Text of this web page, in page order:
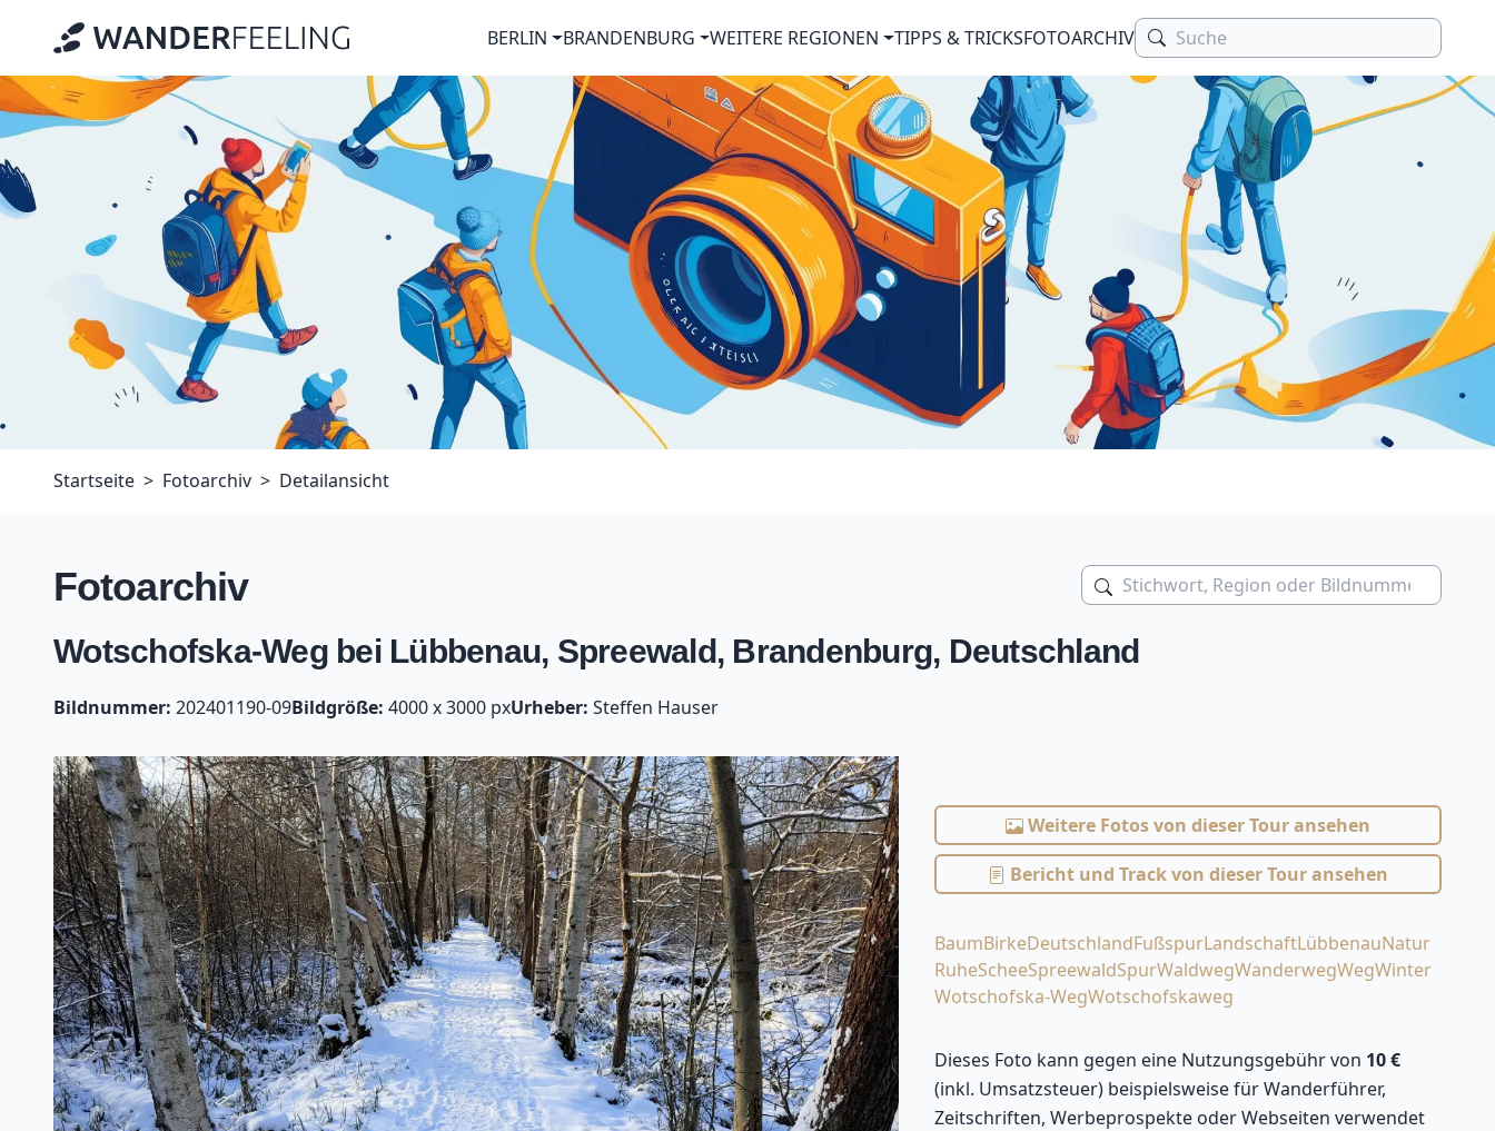
BERLIN BRANDENBURG WEITERE REGIONEN TIPPS & TRICKSFOTOARCHIV
Startseite Fotoarchiv Detailansicht
Fotoarchiv
Wotschofska-Weg bei Lübbenau, Spreewald, Brandenburg, Deutschland
Bildnummer: 202401190-09Bildgröße: 4000 x 3000 pxUrheber: Steffen Hauser
Weitere Fotos von dieser Tour ansehen
Bericht und Track von dieser Tour ansehen
BaumBirkeDeutschlandFußspurLandschaftLübbenauNatur
RuheScheeSpreewaldSpurWaldwegWanderwegWegWinter
Wotschofska-WegWotschofskaweg
Dieses Foto kann gegen eine Nutzungsgebühr von 10 €
(inkl. Umsatzsteuer) beispielsweise für Wanderführer,
Zeitschriften, Werbeprospekte oder Webseiten verwendet